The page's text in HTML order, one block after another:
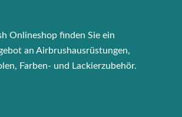
Onlineshop finden Sie ein
an Airbrushausrüstungen,
Farben- und Lackierzubehör.